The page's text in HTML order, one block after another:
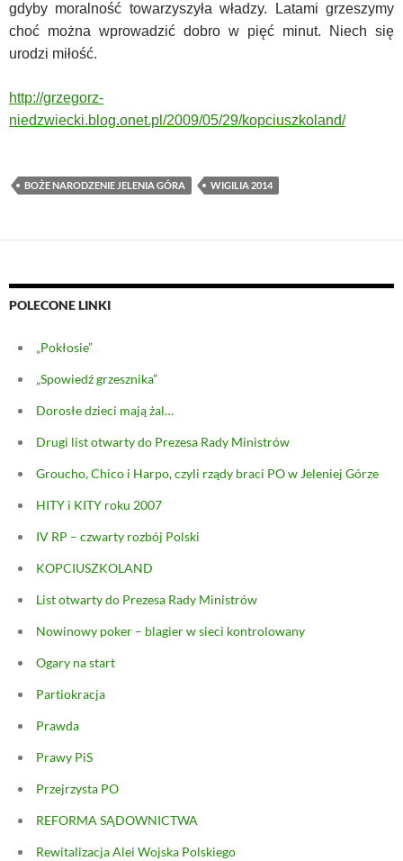
gdyby moralność towarzyszyła władzy. Latami grzeszymy
choć można wprowadzić dobro w pięć minut. Niech się
urodzi miłość.
http://grzegorz-
niedzwiecki.blog.onet.pl/2009/05/29/kopciuszkoland/
BOŻE NARODZENIE JELENIA GÓRA WIGILIA 2014
POLECONE LINKI
„Pokłosie”
„Spowiedź grzesznika”
Dorosłe dzieci mają żal…
Drugi list otwarty do Prezesa Rady Ministrów
Groucho, Chico i Harpo, czyli rządy braci PO w Jeleniej Górze
HITY i KITY roku 2007
IV RP – czwarty rozbój Polski
KOPCIUSZKOLAND
List otwarty do Prezesa Rady Ministrów
Nowinowy poker – blagier w sieci kontrolowany
Ogary na start
Partiokracja
Prawda
Prawy PiS
Przejrzysta PO
REFORMA SĄDOWNICTWA
Rewitalizacja Alei Wojska Polskiego